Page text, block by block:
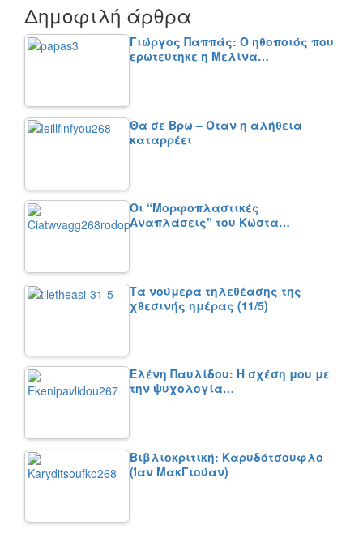
Δημοφιλή άρθρα
Γιώργος Παππάς: Ο ηθοποιός που
ερωτεύτηκε η Μελίνα…
Θα σε Βρω – Όταν η αλήθεια
καταρρέει
Οι “Μορφοπλαστικές
Αναπλάσεις” του Κώστα…
Τα νούμερα τηλεθέασης της
χθεσινής ημέρας (11/5)
Ελένη Παυλίδου: Η σχέση μου με
την ψυχολογία…
Βιβλιοκριτική: Καρυδότσουφλο
(Ίαν ΜακΓιούαν)